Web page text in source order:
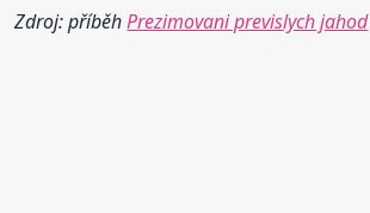
Zdroj: příběhPrezimovani previslych jahod